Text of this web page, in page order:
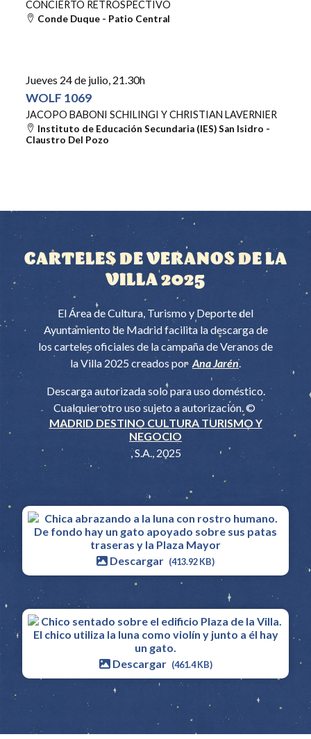
CONCIERTO RETROSPECTIVO
Conde Duque - Patio Central
Jueves 24 de julio, 21.30h
WOLF 1069
JACOPO BABONI SCHILINGI Y CHRISTIAN LAVERNIER
Instituto de Educación Secundaria (IES) San Isidro -
Claustro Del Pozo
CARTELES DE VERANOS DE LA
VILLA 2025
El Área de Cultura, Turismo y Deporte del
Ayuntamiento de Madrid facilita la descarga de
los carteles oficiales de la campaña de Veranos de
la Villa 2025 creados por Ana Jarén.
Descarga autorizada solo para uso doméstico.
Cualquier otro uso sujeto a autorización. ©
MADRID DESTINO CULTURA TURISMO Y
NEGOCIO
, S.A., 2025
Descargar (413.92 KB)
Descargar (461.4 KB)